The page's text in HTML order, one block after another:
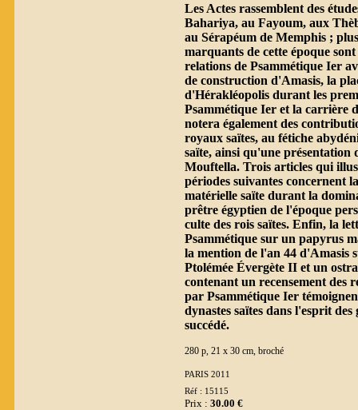
Les Actes rassemblent des
Bahariya, au Fayoum, aux
au Sérapéum de Memphis ;
marquants de cette époque sont
relations de Psammétique Ier
de construction d'Amasis, la
d'Hérakléopolis durant les
Psammétique Ier et la carrière
notera également des
royaux saïtes, au fétiche
saïte, ainsi qu'une présentation
Mouftella. Trois articles qui
périodes suivantes concernent
matérielle saïte durant la
prêtre égyptien de l'époque
culte des rois saïtes. Enfin, la
Psammétique sur un papyrus
la mention de l'an 44 d'Amasis
Ptolémée Évergète II et un
contenant un recensement des
par Psammétique Ier
dynastes saïtes dans l'esprit
succédé.
280 p, 21 x 30 cm, broché
PARIS 2011
Réf : 15115
Prix : 30.00 €